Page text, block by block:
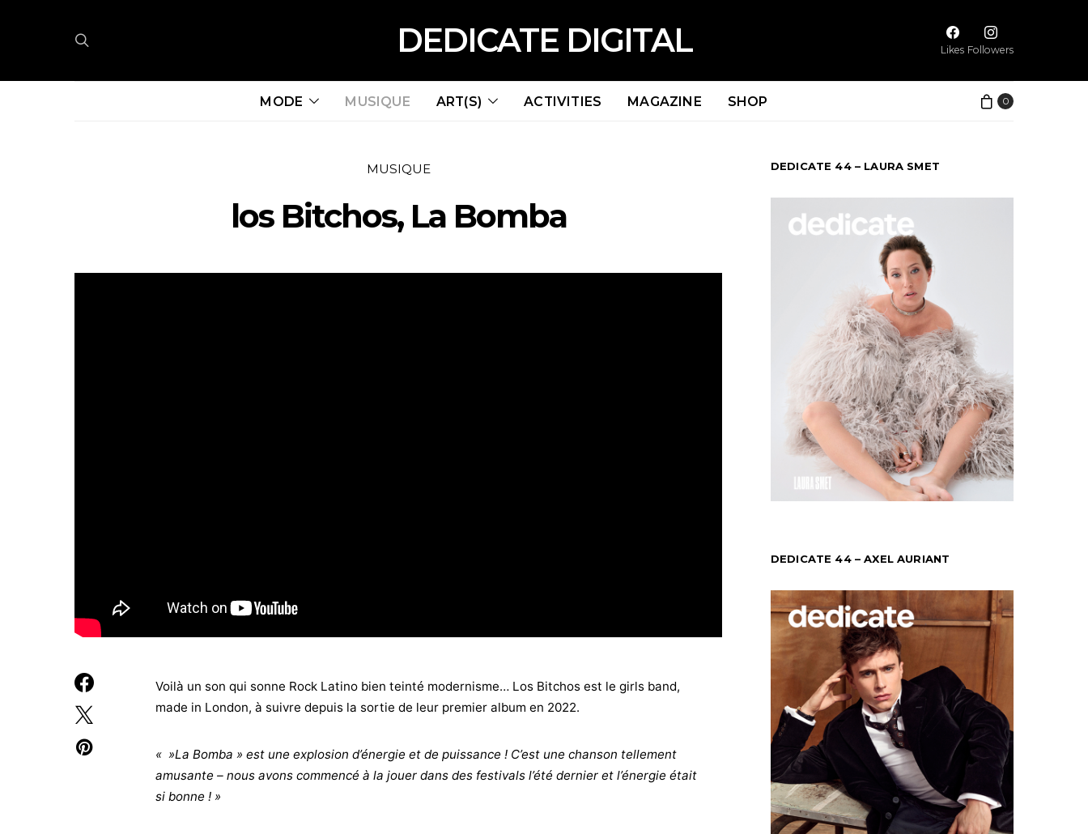
DEDICATE DIGITAL Likes Followers
MODE MUSIQUE ART(S) ACTIVITIES MAGAZINE SHOP 0
MUSIQUE
los Bitchos, La Bomba
Voilà un son qui sonne Rock Latino bien teinté modernisme… Los Bitchos est le girls band,
made in London, à suivre depuis la sortie de leur premier album en 2022.
« »La Bomba » est une explosion d’énergie et de puissance ! C’est une chanson tellement
amusante – nous avons commencé à la jouer dans des festivals l’été dernier et l’énergie était
si bonne ! »
DEDICATE 44 – LAURA SMET
DEDICATE 44 – AXEL AURIANT